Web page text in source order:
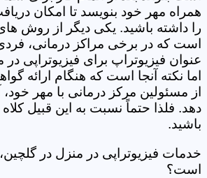
همراه مهر خود بنویسد تا امکان
را داشته باشید. یکی دیگر از روش
است که در برخی مراکز درمانی،
عنوان فیزیوتراپ برای فیزیوتراپی
اما نکته آنجا است که هنگام ارائه
از مسئولین مرکز درمانی با مهر
دهد. فلذا حتماً نسبت به این قبیل کلاه
باشید.
خدمات فیزیوتراپی در منزل در
است؟